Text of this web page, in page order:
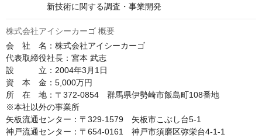
株式会社アイシーカーゴ 概要
会　社　名：株式会社アイシーカーゴ
代表取締役社長：宮本 武志
設　　　立：2004年3月1日
資　本　金：5,000万円
所　在　地：〒372-0854　群馬県伊勢崎市飯島町108番地
※本社以外の事業所
矢板流通センター：〒329-1579　矢板市こぶし台5-1
神戸流通センター：〒654-0161　神戸市須磨区弥栄台4-1-1